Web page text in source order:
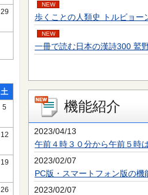
29
土
5
12
19
26
NEW
歩くことの人類史 トルビョ
NEW
一冊で読む日本の漢詩300 鷲
機能紹介
2023/04/13
午前４時３０分から午前５時
2023/02/07
PC版・スマートフォン版の機
2023/02/07